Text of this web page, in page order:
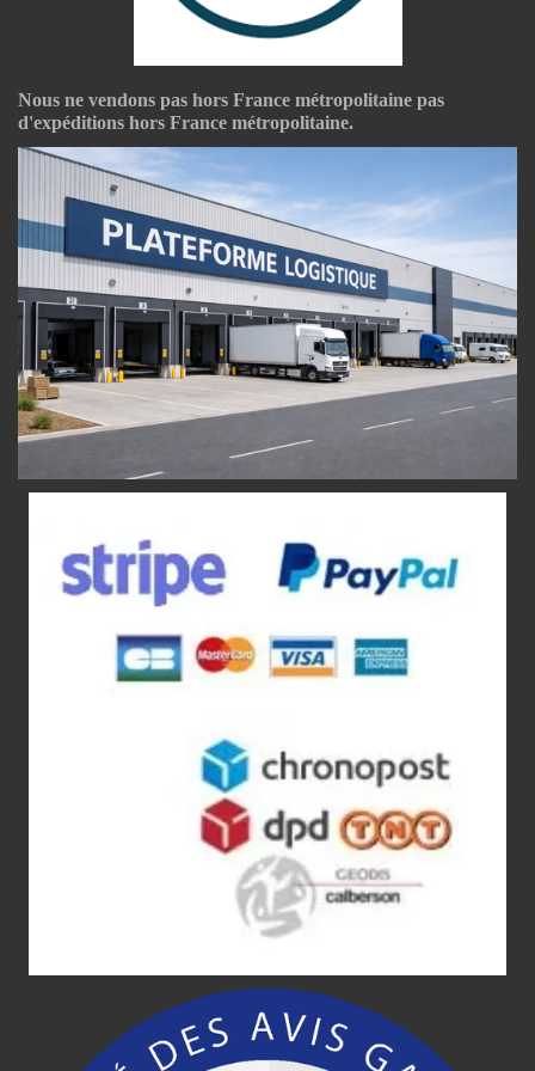
Nous ne vendons pas hors France métropolitaine pas
d'expéditions hors France métropolitaine.